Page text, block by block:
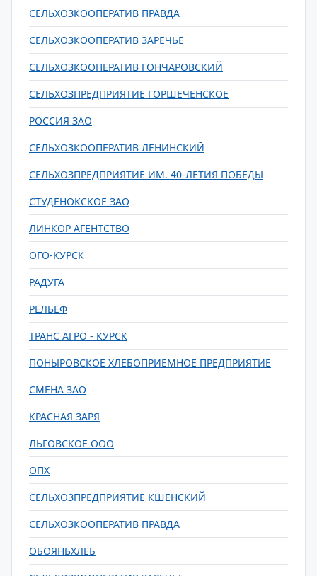
СЕЛЬХОЗКООПЕРАТИВ ПРАВДА
СЕЛЬХОЗКООПЕРАТИВ ЗАРЕЧЬЕ
СЕЛЬХОЗКООПЕРАТИВ ГОНЧАРОВСКИЙ
СЕЛЬХОЗПРЕДПРИЯТИЕ ГОРШЕЧЕНСКОЕ
РОССИЯ ЗАО
СЕЛЬХОЗКООПЕРАТИВ ЛЕНИНСКИЙ
СЕЛЬХОЗПРЕДПРИЯТИЕ ИМ. 40-ЛЕТИЯ ПОБЕДЫ
СТУДЕНОКСКОЕ ЗАО
ЛИНКОР АГЕНТСТВО
ОГО-КУРСК
РАДУГА
РЕЛЬЕФ
ТРАНС АГРО - КУРСК
ПОНЫРОВСКОЕ ХЛЕБОПРИЕМНОЕ ПРЕДПРИЯТИЕ
СМЕНА ЗАО
КРАСНАЯ ЗАРЯ
ЛЬГОВСКОЕ ООО
ОПХ
СЕЛЬХОЗПРЕДПРИЯТИЕ КШЕНСКИЙ
СЕЛЬХОЗКООПЕРАТИВ ПРАВДА
ОБОЯНЬХЛЕБ